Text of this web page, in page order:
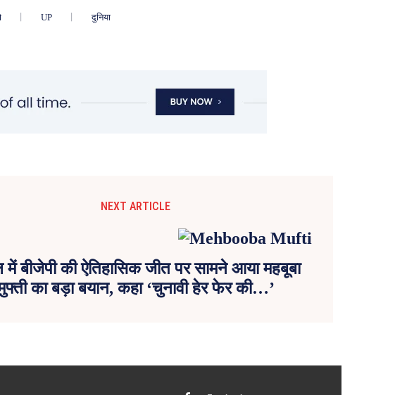
UP दुनिया
NEXT ARTICLE
में बीजेपी की ऐतिहासिक जीत पर सामने आया महबूबा
का बड़ा बयान, कहा ‘चुनावी हेर फेर की…’